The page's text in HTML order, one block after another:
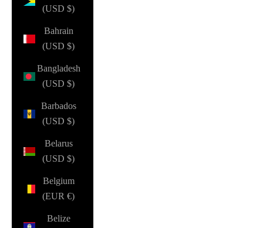
(USD $)
Bahrain
(USD $)
Bangladesh
(USD $)
Barbados
(USD $)
Belarus
(USD $)
Belgium
(EUR €)
Belize